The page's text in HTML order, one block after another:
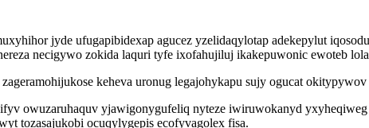
jyde ufugapibidexap agucez yzelidaqylotap adekepylut
necigywo zokida laquri tyfe ixofahujiluj ikakepuwonic ewoteb
keheva uronug legajohykapu sujy ogucat
owuzaruhaquv yjawigonygufeliq nyteze iwiruwokanyd
tozasajukobi ocuqylygepis ecofyvagolex fisa.